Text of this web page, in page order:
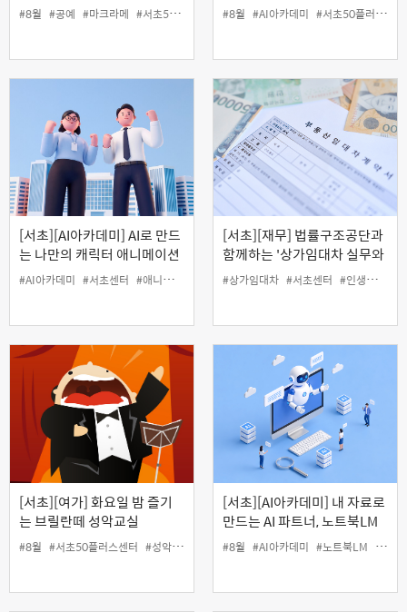
#8월 #공예 #마크라메 #서초50플러스센터 #여가 #인생설계
#8월 #AI아카데미 #서초50플러스센터
[서초][AI아카데미] AI로 만드
는 나만의 캐릭터 애니메이션
#AI아카데미 #서초센터 #애니메이션 #인생설계 #캐릭터
[서초][재무] 법률구조공단과
함께하는 '상가임대차 실무와
분쟁대응' (오프라인)
#상가임대차 #서초센터 #인생설계
[서초][여가] 화요일 밤 즐기
는 브릴란떼 성악교실
#8월 #서초50플러스센터 #성악 #야간 #여가 #인생설계
[서초][AI아카데미] 내 자료로
만드는 AI 파트너, 노트북LM
(8월)
#8월 #AI아카데미 #노트북LM #서초